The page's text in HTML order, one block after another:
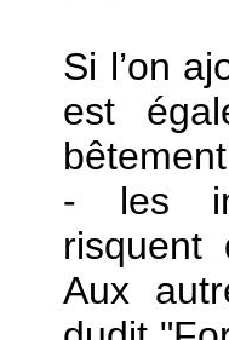
Si l’on
est
- les
Aux